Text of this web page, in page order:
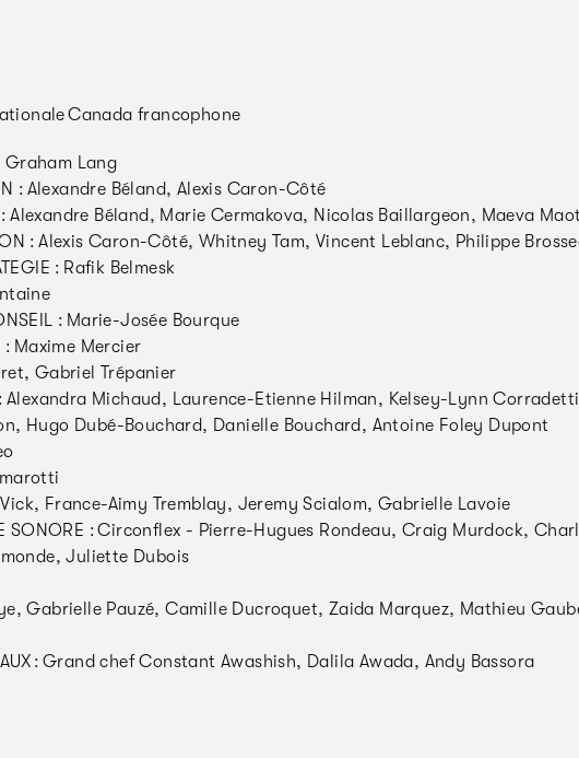
Canada francophone
Graham Lang
: Alexandre Béland, Alexis Caron-Côté
: Alexandre Béland, Marie Cermakova, Nicolas Baillargeon, Maeva
: Alexis Caron-Côté, Whitney Tam, Vincent Leblanc, Philippe
: Rafik Belmesk
: Marie-Josée Bourque
: Maxime Mercier
Gabriel Trépanier
: Alexandra Michaud, Laurence-Etienne Hilman, Kelsey-Lynn Corradetti
Hugo Dubé-Bouchard, Danielle Bouchard, Antoine Foley Dupont
Vick, France-Aimy Tremblay, Jeremy Scialom, Gabrielle Lavoie
SONORE : Circonflex - Pierre-Hugues Rondeau, Craig Murdock,
Juliette Dubois
Gabrielle Pauzé, Camille Ducroquet, Zaida Marquez, Mathieu
: Grand chef Constant Awashish, Dalila Awada, Andy Bassora